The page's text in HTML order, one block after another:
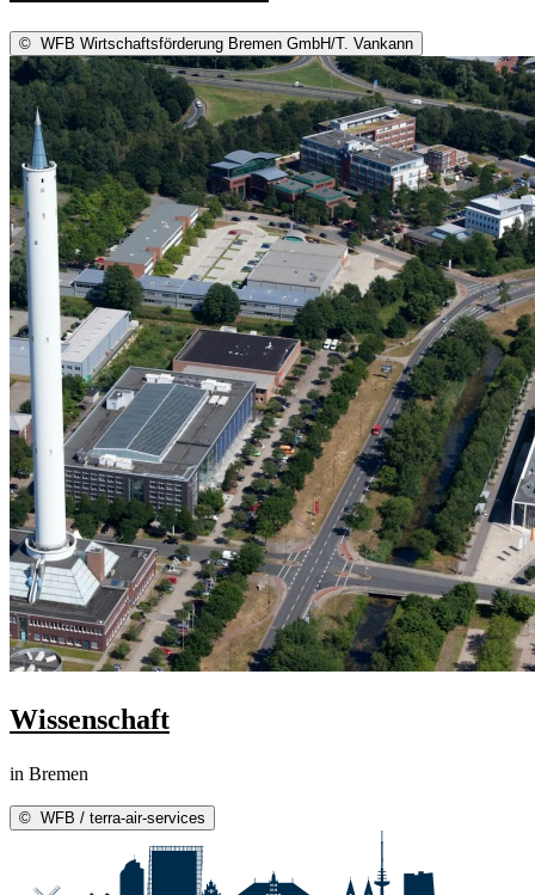
© WFB Wirtschaftsförderung Bremen GmbH/T. Vankann
Wissenschaft
in Bremen
© WFB / terra-air-services